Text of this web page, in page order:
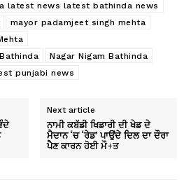
latest news latest bathinda news
mayor padamjeet singh mehta
Nagar Nigam Bathinda
punjabi news
Next article
ਨਾਮੀ ਕਬੱਡੀ ਖਿਡਾਰੀ ਦੀ ਖੇਡ ਦੇ
ਮੈਦਾਨ ‘ਚ ‘ਰੇਡ’ ਪਾਉਂਦੇ ਦਿਲ ਦਾ ਦੌਰਾ
ਪੈਣ ਕਾਰਨ ਹੋਈ ਮੌ+ਤ